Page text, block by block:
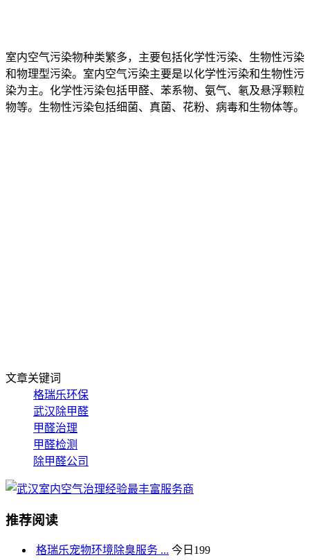
室内空气污染物种类繁多，主要包括化学性污染、生物性污染
和物理型污染。室内空气污染主要是以化学性污染和生物性污
染为主。化学性污染包括甲醛、苯系物、氨气、氡及悬浮颗粒
物等。生物性污染包括细菌、真菌、花粉、病毒和生物体等。
文章关键词
格瑞乐环保
武汉除甲醛
甲醛治理
甲醛检测
除甲醛公司
推荐阅读
格瑞乐宠物环境除臭服务 ... 今日 199